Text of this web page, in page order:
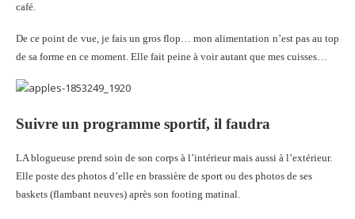
café.
De ce point de vue, je fais un gros flop… mon alimentation n’est pas au top
de sa forme en ce moment. Elle fait peine à voir autant que mes cuisses…
Suivre un programme sportif, il faudra
LA blogueuse prend soin de son corps à l’intérieur mais aussi à l’extérieur.
Elle poste des photos d’elle en brassière de sport ou des photos de ses
baskets (flambant neuves) après son footing matinal.